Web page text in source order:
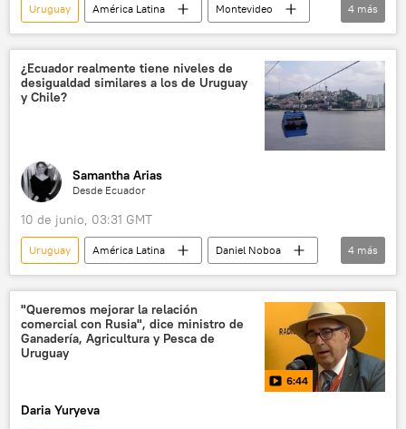
Uruguay América Latina
Montevideo
sociedad
Rusia
murales
Día de Rusia
4 más
¿Ecuador realmente tiene niveles de
desigualdad similares a los de Uruguay
y Chile?
Samantha Arias
Desde Ecuador
10 de junio, 03:31 GMT
Uruguay América Latina
Daniel Noboa
Ecuador
Chile
desigualdad
💬 Opinión y Análisis
4 más
"Queremos mejorar la relación
comercial con Rusia", dice ministro de
Ganadería, Agricultura y Pesca de
Uruguay
6:44
Daria Yuryeva